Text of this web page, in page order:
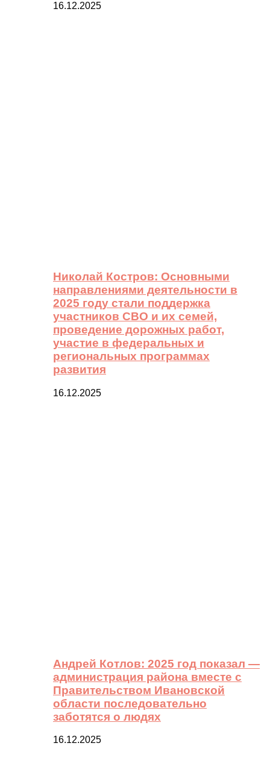
16.12.2025
Николай Костров: Основными
направлениями деятельности в
2025 году стали поддержка
участников СВО и их семей,
проведение дорожных работ,
участие в федеральных и
региональных программах
развития
16.12.2025
Андрей Котлов: 2025 год показал —
администрация района вместе с
Правительством Ивановской
области последовательно
заботятся о людях
16.12.2025